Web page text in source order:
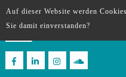
Auf dieser Website werden
Sie damit einverstanden?